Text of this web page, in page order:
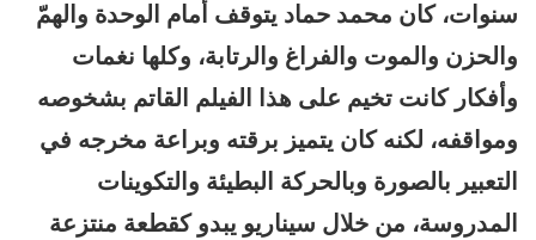
سنوات، كان محمد حماد يتوقف أمام الوحدة والهمّ
والحزن والموت والفراغ والرتابة، وكلها نغمات
وأفكار كانت تخيم على هذا الفيلم القاتم بشخوصه
ومواقفه، لكنه كان يتميز برقته وبراعة مخرجه في
التعبير بالصورة وبالحركة البطيئة والتكوينات
المدروسة، من خلال سيناريو يبدو كقطعة منتزعة